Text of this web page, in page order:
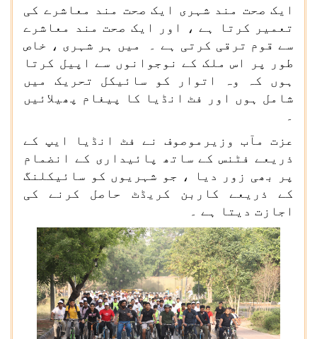
ایک صحت مند شہری ایک صحت مند معاشرے کی
تعمیر کرتا ہے ، اور ایک صحت مند معاشرے
سے قوم ترقی کرتی ہے ۔ میں ہر شہری ، خاص
طور پر اس ملک کے نوجوانوں سے اپیل کرتا
ہوں کہ وہ اتوار کو سائیکل تحریک میں
شامل ہوں اور فٹ انڈیا کا پیغام پھیلائیں
۔
عزت مآب وزیرموصوف نے فٹ انڈیا ایپ کے
ذریعے فٹنس کے ساتھ پائیداری کے انضمام
پر بھی زور دیا ، جو شہریوں کو سائیکلنگ
کے ذریعے کاربن کریڈٹ حاصل کرنے کی
اجازت دیتا ہے ۔